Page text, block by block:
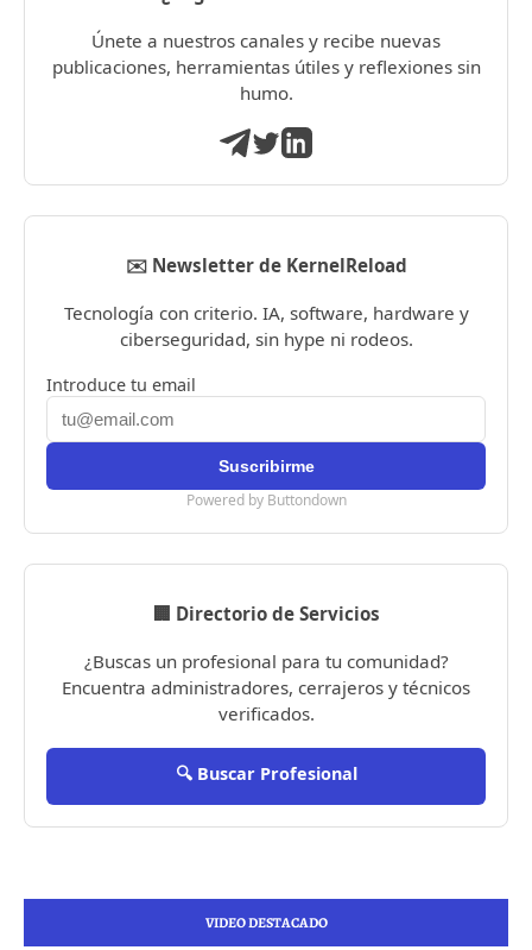
Únete a nuestros canales y recibe nuevas
publicaciones, herramientas útiles y reflexiones sin
humo.
✉️ Newsletter de KernelReload
Tecnología con criterio. IA, software, hardware y
ciberseguridad, sin hype ni rodeos.
Introduce tu email
Powered by Buttondown
🏢 Directorio de Servicios
¿Buscas un profesional para tu comunidad?
Encuentra administradores, cerrajeros y técnicos
verificados.
🔍 Buscar Profesional
VIDEO DESTACADO